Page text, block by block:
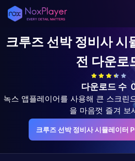
크루즈 선박 정비사 시
전 다운로
다운로드 수
녹스 앱플레이어를 사용해 큰 스크린
을 마음껏 즐겨 보
크루즈 선박 정비사 시뮬레이터